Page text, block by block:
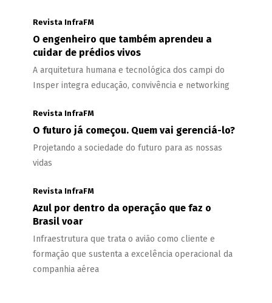
Revista InfraFM
O engenheiro que também aprendeu a
cuidar de prédios vivos
A arquitetura humana e tecnológica dos campi do
Insper integra educação, convivência e networking
Revista InfraFM
O futuro já começou. Quem vai gerenciá-lo?
Projetando a sociedade do futuro para as nossas
vidas
Revista InfraFM
Azul por dentro da operação que faz o
Brasil voar
Infraestrutura que trata o avião como cliente e
formação que sustenta a excelência operacional da
companhia aérea